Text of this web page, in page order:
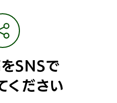
SNSで
ください